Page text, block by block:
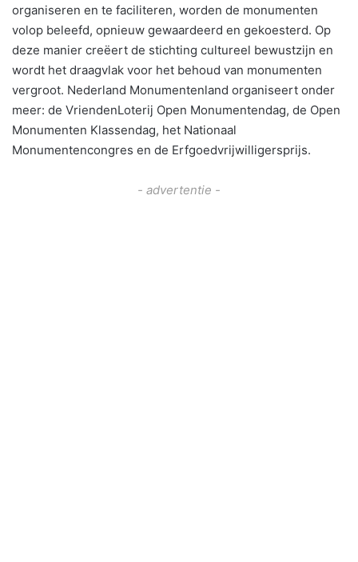
organiseren en te faciliteren, worden de monumenten
volop beleefd, opnieuw gewaardeerd en gekoesterd. Op
deze manier creëert de stichting cultureel bewustzijn en
wordt het draagvlak voor het behoud van monumenten
vergroot. Nederland Monumentenland organiseert onder
meer: de VriendenLoterij Open Monumentendag, de Open
Monumenten Klassendag, het Nationaal
Monumentencongres en de Erfgoedvrijwilligersprijs.
- advertentie -